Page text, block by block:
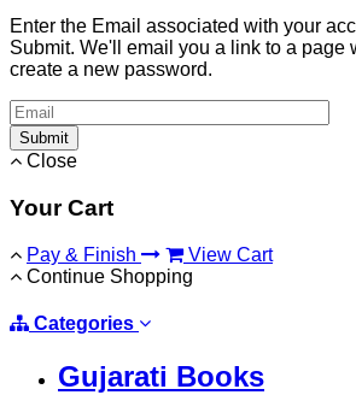
Enter the Email associated with your
Submit. We'll email you a link to a page
create a new password.
Submit
Close
Your Cart
Pay & Finish
View Cart
Continue Shopping
Categories
Gujarati Books